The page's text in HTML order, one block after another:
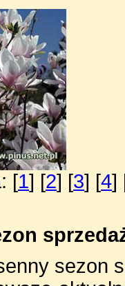
[1] [2] [3] [4]
sezon